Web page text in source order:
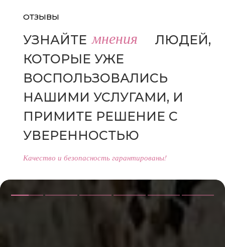
ОТЗЫВЫ
УЗНАЙТЕ МНЕНИЯ
ЛЮДЕЙ,
КОТОРЫЕ УЖЕ
ВОСПОЛЬЗОВАЛИСЬ
НАШИМИ УСЛУГАМИ, И
ПРИМИТЕ РЕШЕНИЕ С
УВЕРЕННОСТЬЮ
Качество и безопасность гарантированы!
мнения